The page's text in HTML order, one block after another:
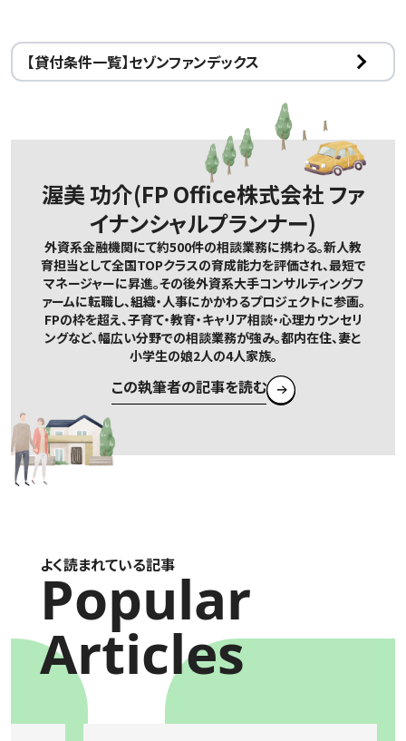
【貸付条件一覧】セゾンファンデックス
渥美 功介(FP Office株式会社 ファ
イナンシャルプランナー)
外資系金融機関にて約500件の相談業務に携わる。新人教
育担当として全国TOPクラスの育成能力を評価され、最短で
マネージャーに昇進。その後外資系大手コンサルティングフ
ァームに転職し、組織・人事にかかわるプロジェクトに参画。
FPの枠を超え、子育て・教育・キャリア相談・心理カウンセリ
ングなど、幅広い分野での相談業務が強み。都内在住、妻と
小学生の娘2人の4人家族。
この執筆者の記事を読む
よく読まれている記事
Popular
Articles